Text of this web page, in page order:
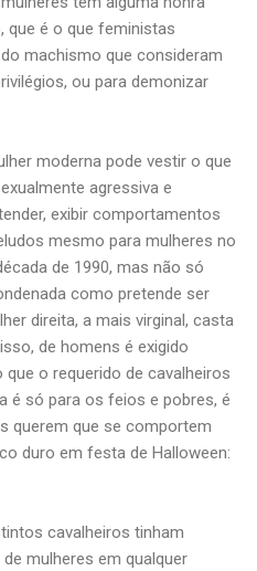
que é o que feministas
machismo que consideram
ou para demonizar
moderna pode vestir o que
agressiva e
exibir comportamentos
mesmo para mulheres no
de 1990, mas não só
como pretende ser
direita, a mais virginal, casta
de homens é exigido
o requerido de cavalheiros
é só para os feios e pobres, é
querem que se comportem
duro em festa de Halloween:
cavalheiros tinham
mulheres em qualquer